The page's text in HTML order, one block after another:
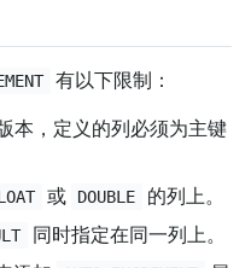
有以下限制：
本，定义的列必须为主键
或 DOUBLE
的列上。
同时指定在同一列上。